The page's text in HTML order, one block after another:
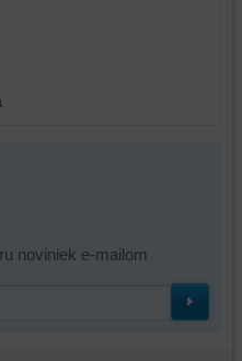
noviniek e-mailom